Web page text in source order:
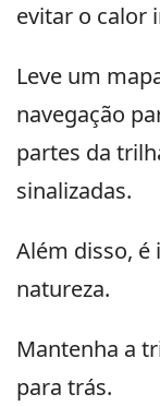
evitar o calor
Leve um
navegação
partes da
sinalizadas.
Além disso,
natureza.
Mantenha a
para trás.